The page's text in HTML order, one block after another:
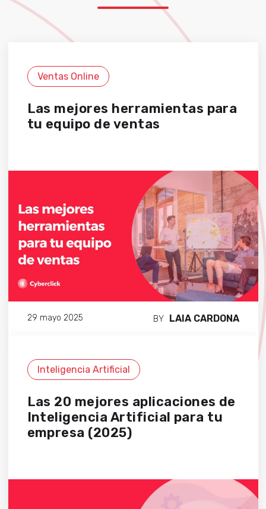
Ventas Online
Las mejores herramientas para
tu equipo de ventas
29 mayo 2025 BY LAIA CARDONA
Inteligencia Artificial
Las 20 mejores aplicaciones de
Inteligencia Artificial para tu
empresa (2025)